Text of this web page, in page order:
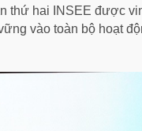
thứ hai INSEE được
vào toàn bộ hoạt